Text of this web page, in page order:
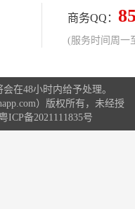
质地为首选，注重
乳。好的孕妇装，
舒适得体，还能够
个孕妇装品牌，他们
式也多样，相信总
起来了解一下这些
商务QQ：
(服务时间周一
在48小时内给予处理。
）版权所有，未经授
粤ICP备2021111835号